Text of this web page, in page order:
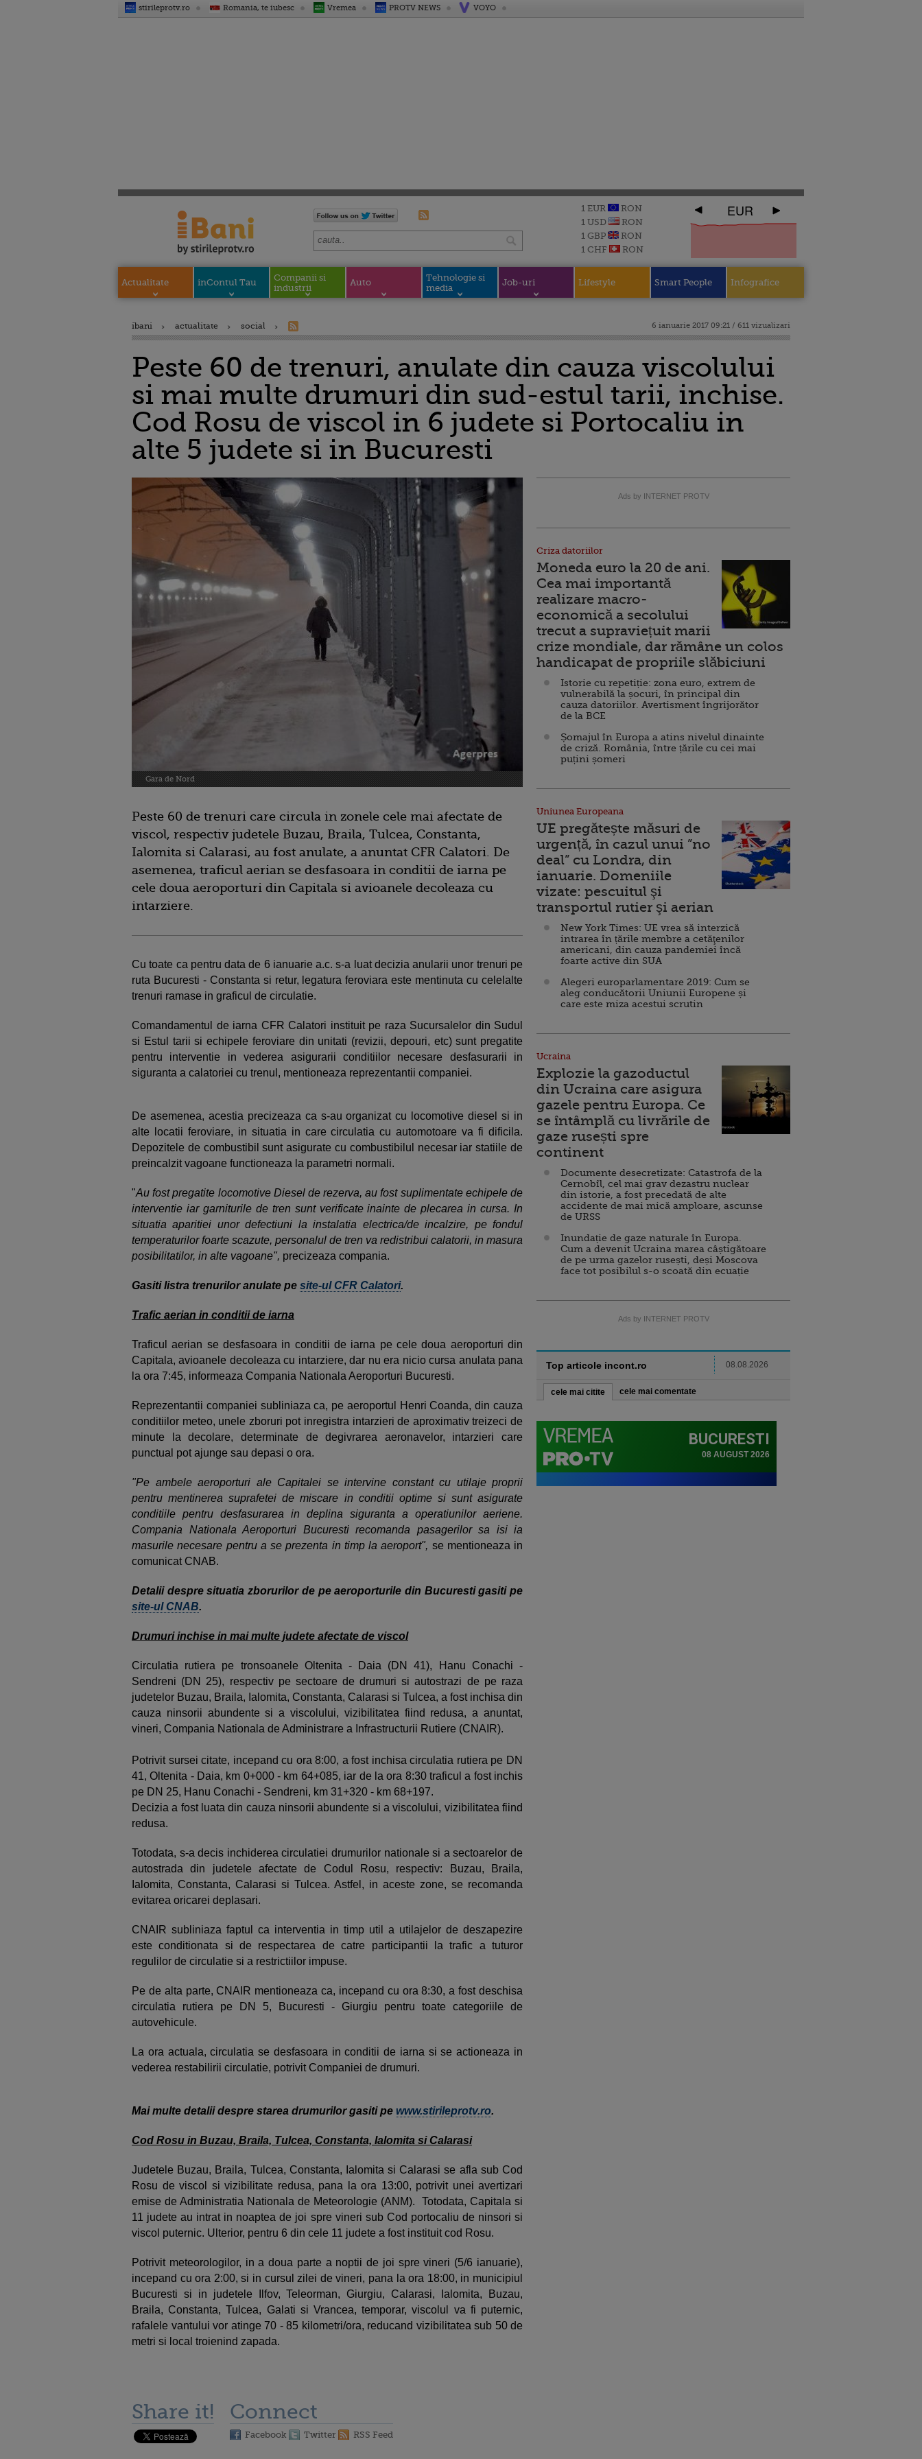
stirileprotv.ro Romania, te iubesc Vremea PROTV NEWS VOYO
1 EUR
RON
1 USD
RON
1 GBP
RON
1 CHF
RON
EUR
Actualitate inContul Tau
Companii si
industrii
Auto
Tehnologie si
media
Job-uri Lifestyle Smart People Infografice
ibani actualitate social 6 ianuarie 2017 09:21 / 611 vizualizari
Peste 60 de trenuri, anulate din cauza viscolului
si mai multe drumuri din sud-estul tarii, inchise.
Cod Rosu de viscol in 6 judete si Portocaliu in
alte 5 judete si in Bucuresti
Gara de Nord
Peste 60 de trenuri care circula in zonele cele mai afectate de
viscol, respectiv judetele Buzau, Braila, Tulcea, Constanta,
Ialomita si Calarasi, au fost anulate, a anuntat CFR Calatori. De
asemenea, traficul aerian se desfasoara in conditii de iarna pe
cele doua aeroporturi din Capitala si avioanele decoleaza cu
intarziere.
Cu toate ca pentru data de 6 ianuarie a.c. s-a luat decizia anularii unor trenuri pe
ruta Bucuresti - Constanta si retur, legatura feroviara este mentinuta cu celelalte
trenuri ramase in graficul de circulatie.
Comandamentul de iarna CFR Calatori instituit pe raza Sucursalelor din Sudul
si Estul tarii si echipele feroviare din unitati (revizii, depouri, etc) sunt pregatite
pentru interventie in vederea asigurarii conditiilor necesare desfasurarii in
siguranta a calatoriei cu trenul, mentioneaza reprezentantii companiei.
De asemenea, acestia precizeaza ca s-au organizat cu locomotive diesel si in
alte locatii feroviare, in situatia in care circulatia cu automotoare va fi dificila.
Depozitele de combustibil sunt asigurate cu combustibilul necesar iar statiile de
preincalzit vagoane functioneaza la parametri normali.
"Au fost pregatite locomotive Diesel de rezerva, au fost suplimentate echipele de
interventie iar garniturile de tren sunt verificate inainte de plecarea in cursa. In
situatia aparitiei unor defectiuni la instalatia electrica/de incalzire, pe fondul
temperaturilor foarte scazute, personalul de tren va redistribui calatorii, in masura
posibilitatilor, in alte vagoane", precizeaza compania.
Gasiti listra trenurilor anulate pe site-ul CFR Calatori.
Trafic aerian in conditii de iarna
Traficul aerian se desfasoara in conditii de iarna pe cele doua aeroporturi din
Capitala, avioanele decoleaza cu intarziere, dar nu era nicio cursa anulata pana
la ora 7:45, informeaza Compania Nationala Aeroporturi Bucuresti.
Reprezentantii companiei subliniaza ca, pe aeroportul Henri Coanda, din cauza
conditiilor meteo, unele zboruri pot inregistra intarzieri de aproximativ treizeci de
minute la decolare, determinate de degivrarea aeronavelor, intarzieri care
punctual pot ajunge sau depasi o ora.
"Pe ambele aeroporturi ale Capitalei se intervine constant cu utilaje proprii
pentru mentinerea suprafetei de miscare in conditii optime si sunt asigurate
conditiile pentru desfasurarea in deplina siguranta a operatiunilor aeriene.
Compania Nationala Aeroporturi Bucuresti recomanda pasagerilor sa isi ia
masurile necesare pentru a se prezenta in timp la aeroport", se mentioneaza in
comunicat CNAB.
Detalii despre situatia zborurilor de pe aeroporturile din Bucuresti gasiti pe
site-ul CNAB.
Drumuri inchise in mai multe judete afectate de viscol
Circulatia rutiera pe tronsoanele Oltenita - Daia (DN 41), Hanu Conachi -
Sendreni (DN 25), respectiv pe sectoare de drumuri si autostrazi de pe raza
judetelor Buzau, Braila, Ialomita, Constanta, Calarasi si Tulcea, a fost inchisa din
cauza ninsorii abundente si a viscolului, vizibilitatea fiind redusa, a anuntat,
vineri, Compania Nationala de Administrare a Infrastructurii Rutiere (CNAIR).
Potrivit sursei citate, incepand cu ora 8:00, a fost inchisa circulatia rutiera pe DN
41, Oltenita - Daia, km 0+000 - km 64+085, iar de la ora 8:30 traficul a fost inchis
pe DN 25, Hanu Conachi - Sendreni, km 31+320 - km 68+197.
Decizia a fost luata din cauza ninsorii abundente si a viscolului, vizibilitatea fiind
redusa.
Totodata, s-a decis inchiderea circulatiei drumurilor nationale si a sectoarelor de
autostrada din judetele afectate de Codul Rosu, respectiv: Buzau, Braila,
Ialomita, Constanta, Calarasi si Tulcea. Astfel, in aceste zone, se recomanda
evitarea oricarei deplasari.
CNAIR subliniaza faptul ca interventia in timp util a utilajelor de deszapezire
este conditionata si de respectarea de catre participantii la trafic a tuturor
regulilor de circulatie si a restrictiilor impuse.
Pe de alta parte, CNAIR mentioneaza ca, incepand cu ora 8:30, a fost deschisa
circulatia rutiera pe DN 5, Bucuresti - Giurgiu pentru toate categoriile de
autovehicule.
La ora actuala, circulatia se desfasoara in conditii de iarna si se actioneaza in
vederea restabilirii circulatie, potrivit Companiei de drumuri.
Mai multe detalii despre starea drumurilor gasiti pe www.stirileprotv.ro.
Cod Rosu in Buzau, Braila, Tulcea, Constanta, Ialomita si Calarasi
Judetele Buzau, Braila, Tulcea, Constanta, Ialomita si Calarasi se afla sub Cod
Rosu de viscol si vizibilitate redusa, pana la ora 13:00, potrivit unei avertizari
emise de Administratia Nationala de Meteorologie (ANM). Totodata, Capitala si
11 judete au intrat in noaptea de joi spre vineri sub Cod portocaliu de ninsori si
viscol puternic. Ulterior, pentru 6 din cele 11 judete a fost instituit cod Rosu.
Potrivit meteorologilor, in a doua parte a noptii de joi spre vineri (5/6 ianuarie),
incepand cu ora 2:00, si in cursul zilei de vineri, pana la ora 18:00, in municipiul
Bucuresti si in judetele Ilfov, Teleorman, Giurgiu, Calarasi, Ialomita, Buzau,
Braila, Constanta, Tulcea, Galati si Vrancea, temporar, viscolul va fi puternic,
rafalele vantului vor atinge 70 - 85 kilometri/ora, reducand vizibilitatea sub 50 de
metri si local troienind zapada.
Share it! Connect
Facebook Twitter RSS Feed
Ads by INTERNET PROTV
Criza datoriilor
Moneda euro la 20 de ani.
Cea mai importantă
realizare macro-
economică a secolului
trecut a supraviețuit marii
crize mondiale, dar rămâne un colos
handicapat de propriile slăbiciuni
Istorie cu repetiție: zona euro, extrem de
vulnerabilă la șocuri, în principal din
cauza datoriilor. Avertisment îngrijorător
de la BCE
Șomajul în Europa a atins nivelul dinainte
de criză. România, între țările cu cei mai
puțini șomeri
Uniunea Europeana
UE pregătește măsuri de
urgență, în cazul unui ”no
deal” cu Londra, din
ianuarie. Domeniile
vizate: pescuitul şi
transportul rutier şi aerian
New York Times: UE vrea să interzică
intrarea în țările membre a cetăţenilor
americani, din cauza pandemiei încă
foarte active din SUA
Alegeri europarlamentare 2019: Cum se
aleg conducătorii Uniunii Europene și
care este miza acestui scrutin
Ucraina
Explozie la gazoductul
din Ucraina care asigura
gazele pentru Europa. Ce
se întâmplă cu livrările de
gaze rusești spre
continent
Documente desecretizate: Catastrofa de la
Cernobîl, cel mai grav dezastru nuclear
din istorie, a fost precedată de alte
accidente de mai mică amploare, ascunse
de URSS
Inundație de gaze naturale în Europa.
Cum a devenit Ucraina marea câștigătoare
de pe urma gazelor rusești, deși Moscova
face tot posibilul s-o scoată din ecuație
Ads by INTERNET PROTV
Top articole incont.ro 08.08.2026
cele mai citite cele mai comentate